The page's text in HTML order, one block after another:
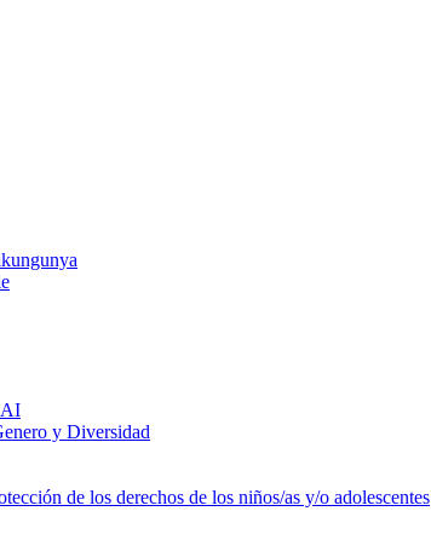
y Diversidad
de los derechos de los niños/as y/o adolescentes